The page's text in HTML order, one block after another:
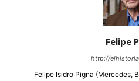
Felipe
http://
Felipe Isidro Pigna (Mercedes,